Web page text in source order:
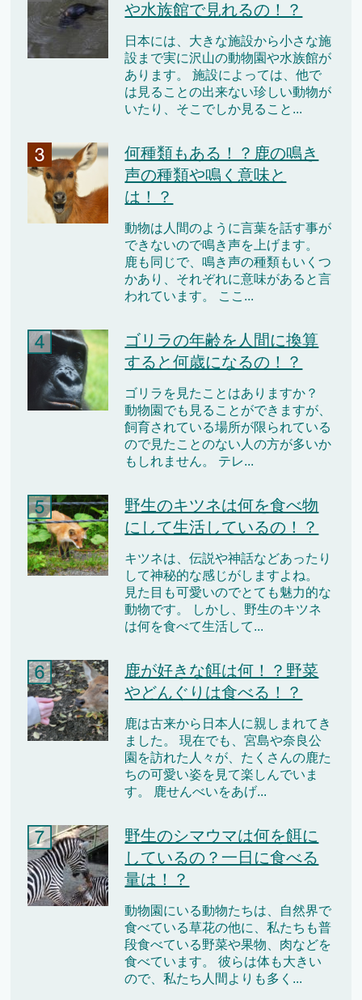
や水族館で見れるの！？
日本には、大きな施設から小さな施
設まで実に沢山の動物園や水族館が
あります。 施設によっては、他で
は見ることの出来ない珍しい動物が
いたり、そこでしか見ること...
何種類もある！？鹿の鳴き
声の種類や鳴く意味と
は！？
動物は人間のように言葉を話す事が
できないので鳴き声を上げます。
鹿も同じで、鳴き声の種類もいくつ
かあり、それぞれに意味があると言
われています。 ここ...
ゴリラの年齢を人間に換算
すると何歳になるの！？
ゴリラを見たことはありますか？
動物園でも見ることができますが、
飼育されている場所が限られている
ので見たことのない人の方が多いか
もしれません。 テレ...
野生のキツネは何を食べ物
にして生活しているの！？
キツネは、伝説や神話などあったり
して神秘的な感じがしますよね。
見た目も可愛いのでとても魅力的な
動物です。 しかし、野生のキツネ
は何を食べて生活して...
鹿が好きな餌は何！？野菜
やどんぐりは食べる！？
鹿は古来から日本人に親しまれてき
ました。 現在でも、宮島や奈良公
園を訪れた人々が、たくさんの鹿た
ちの可愛い姿を見て楽しんでいま
す。 鹿せんべいをあげ...
野生のシマウマは何を餌に
しているの？一日に食べる
量は！？
動物園にいる動物たちは、自然界で
食べている草花の他に、私たちも普
段食べている野菜や果物、肉などを
食べています。 彼らは体も大きい
ので、私たち人間よりも多く...